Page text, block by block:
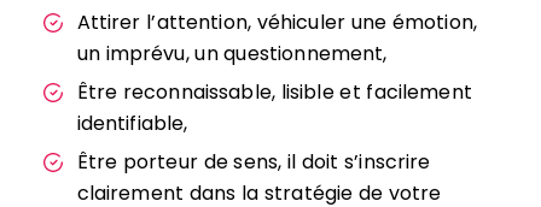
Attirer l’attention, véhiculer une émotion,
un imprévu, un questionnement,
Être reconnaissable, lisible et facilement
identifiable,
Être porteur de sens, il doit s’inscrire
clairement dans la stratégie de votre